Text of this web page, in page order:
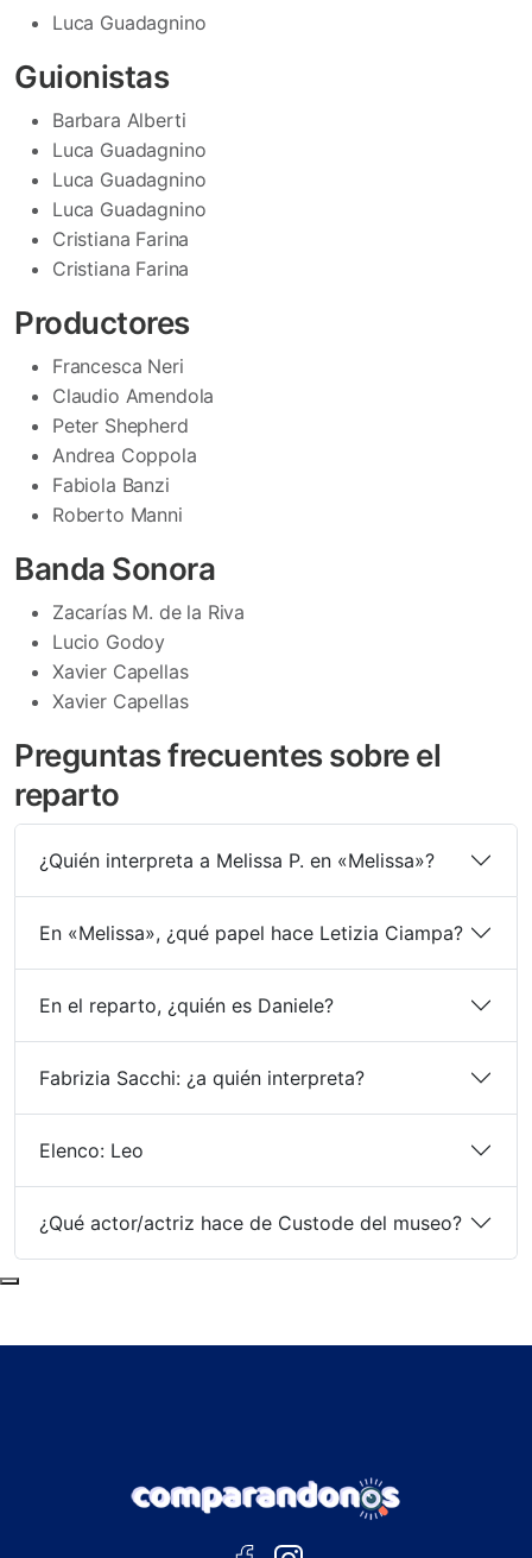
Luca Guadagnino
Guionistas
Barbara Alberti
Luca Guadagnino
Luca Guadagnino
Luca Guadagnino
Cristiana Farina
Cristiana Farina
Productores
Francesca Neri
Claudio Amendola
Peter Shepherd
Andrea Coppola
Fabiola Banzi
Roberto Manni
Banda Sonora
Zacarías M. de la Riva
Lucio Godoy
Xavier Capellas
Xavier Capellas
Preguntas frecuentes sobre el
reparto
¿Quién interpreta a Melissa P. en «Melissa»?
En «Melissa», ¿qué papel hace Letizia Ciampa?
En el reparto, ¿quién es Daniele?
Fabrizia Sacchi: ¿a quién interpreta?
Elenco: Leo
¿Qué actor/actriz hace de Custode del museo?